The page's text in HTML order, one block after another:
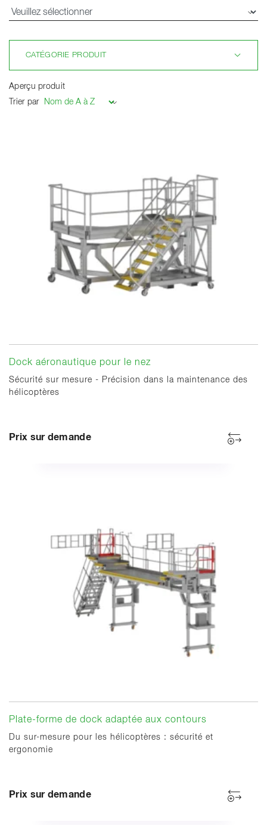
CATÉGORIE PRODUIT
Aperçu produit
Trier par
Dock aéronautique pour le nez
Sécurité sur mesure - Précision dans la maintenance des
hélicoptères
Prix sur demande
Plate-forme de dock adaptée aux contours
Du sur-mesure pour les hélicoptères : sécurité et
ergonomie
Prix sur demande